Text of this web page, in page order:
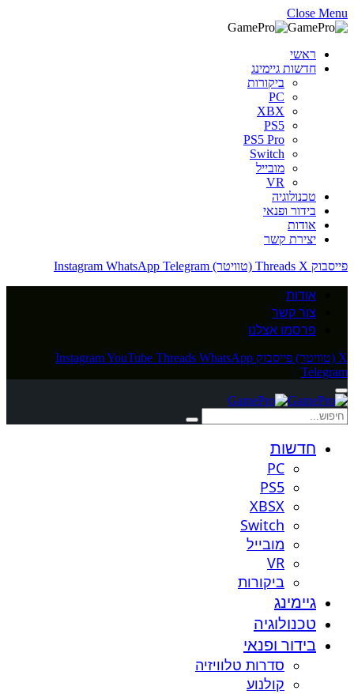
Close Menu
ראשי
חדשות גיימינג
ביקורות
PC
XBX
PS5
PS5 Pro
Switch
מובייל
VR
טכנולוגיה
בידור ופנאי
אודות
יצירת קשר
פייסבוק
Threads X (טוויטר) Instagram WhatsApp Telegram
אודות
צור קשר
פרסמו אצלנו
X (טוויטר) פייסבוק InstagramYouTube Threads WhatsApp
Telegram
חדשות
PC
PS5
XBSX
Switch
מובייל
VR
ביקורות
גיימינג
טכנולוגיה
בידור ופנאי
סדרות טלוויזיה
קולנוע